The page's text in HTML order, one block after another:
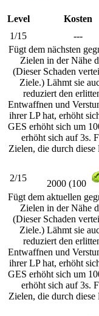
Level Kosten
1/15
---
Fügt dem nächsten
Zielen in der Nähe
(Dieser Schaden
Ziele.) Lähmt sie
reduziert den
Entwaffnen und
ihrer LP hat, erhöht
GES erhöht sich um
erhöht sich auf 3s.
Zielen, die durch
2/15
2000 (100
Fügt dem aktuellen
Zielen in der Nähe
(Dieser Schaden
Ziele.) Lähmt sie
reduziert den
Entwaffnen und
ihrer LP hat, erhöht
GES erhöht sich um
erhöht sich auf 3s.
Zielen, die durch